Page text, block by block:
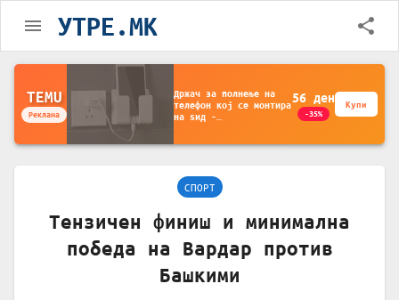
УТРЕ.MK
TEMU
Реклама
Држач за полнење на
телефон кој се монтира
на ѕид -
за чување на покрај
56 ден
-35%
Купи
СПОРТ
Тензичен финиш и минимална
победа на Вардар против
Башкими